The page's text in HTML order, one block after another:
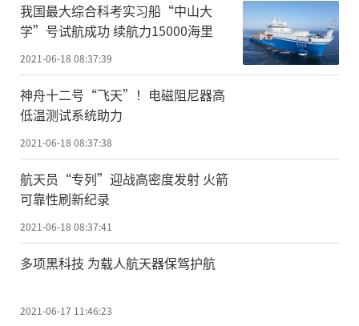
我国最大综合科考实习船“中山大
学”号试航成功 续航力15000海里
2021-06-18 08:37:39
神舟十二号“飞天”！电磁阻尼器高
低温测试系统助力
2021-06-18 08:37:38
航天员“专列”迎战高密度发射 火箭
可靠性刷新纪录
2021-06-18 08:37:41
多项黑科技 为载人航天器保驾护航
2021-06-17 11:46:23